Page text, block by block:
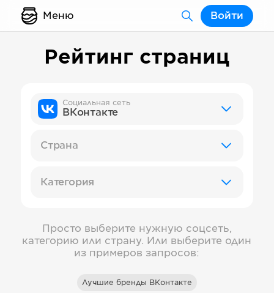
Меню Войти
Рейтинг страниц
Социальная сеть
ВКонтакте
Страна
Категория
Просто выберите нужную соцсеть,
категорию или страну. Или выберите один
из примеров запросов:
Лучшие бренды ВКонтакте